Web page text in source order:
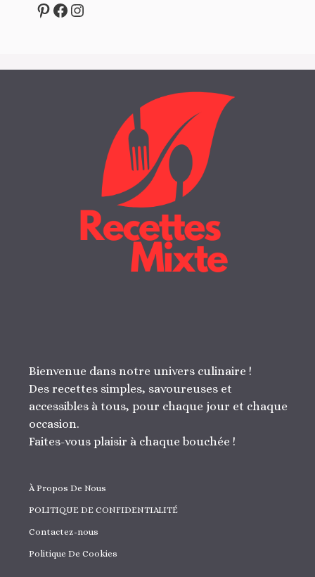
Pinterest
Facebook
Instagram
Bienvenue dans notre univers culinaire !
Des recettes simples, savoureuses et
accessibles à tous, pour chaque jour et chaque
occasion.
Faites-vous plaisir à chaque bouchée !
À Propos De Nous
POLITIQUE DE CONFIDENTIALITÉ
Contactez-nous
Politique De Cookies